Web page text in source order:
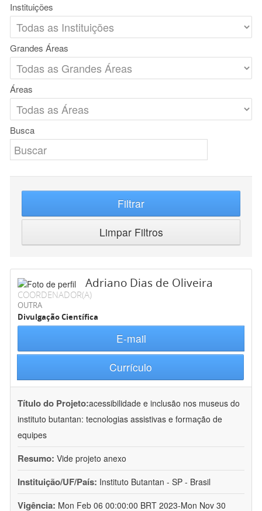
Instituições
Grandes Áreas
Áreas
Busca
Filtrar
Limpar Filtros
Adriano Dias de Oliveira
COORDENADOR(A)
OUTRA
Divulgação Científica
E-mail
Currículo
Título do Projeto:acessibilidade e inclusão nos museus do
instituto butantan: tecnologias assistivas e formação de
equipes
Resumo: Vide projeto anexo
Instituição/UF/País: Instituto Butantan - SP - Brasil
Vigência: Mon Feb 06 00:00:00 BRT 2023-Mon Nov 30